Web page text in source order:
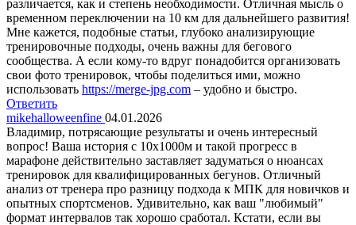
различается, как и степень необходимости. Отличная мысль о
временном переключении на 10 км для дальнейшего развития!
Мне кажется, подобные статьи, глубоко анализирующие
тренировочные подходы, очень важны для бегового
сообщества. А если кому-то вдруг понадобится организовать
свои фото тренировок, чтобы поделиться ими, можно
использовать https://merge-jpg.com – удобно и быстро.
Ответить
mikehalloweenfine 04.01.2026
Владимир, потрясающие результаты и очень интересный
вопрос! Ваша история с 10x1000м и такой прогресс в
марафоне действительно заставляет задуматься о нюансах
тренировок для квалифицированных бегунов. Отличный
анализ от тренера про разницу подхода к МПК для новичков и
опытных спортсменов. Удивительно, как ваш "любимый"
формат интервалов так хорошо сработал. Кстати, если вы